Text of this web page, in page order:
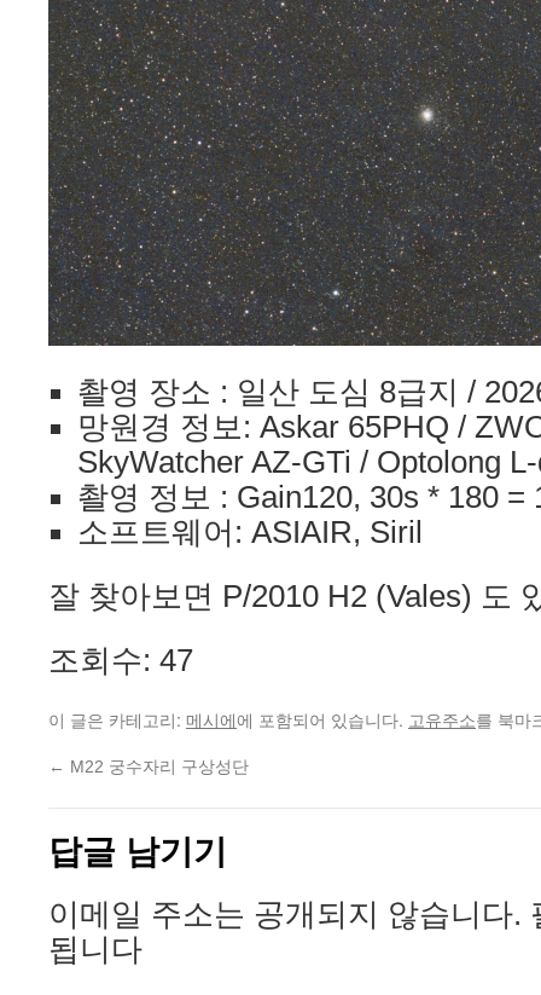
촬영 장소 : 일산 도심 8급지 /
망원경 정보: Askar 65PHQ /
SkyWatcher AZ-GTi / Optolong
촬영 정보 : Gain120, 30s * 180 =
소프트웨어: ASIAIR, Siril
잘 찾아보면 P/2010 H2 (Vales) 도
조회수: 47
이 글은 카테고리: 메시에에 포함되어 있습니다. 고유주소를 북마
← M22 궁수자리 구상성단
답글 남기기
이메일 주소는 공개되지 않습니다.
됩니다